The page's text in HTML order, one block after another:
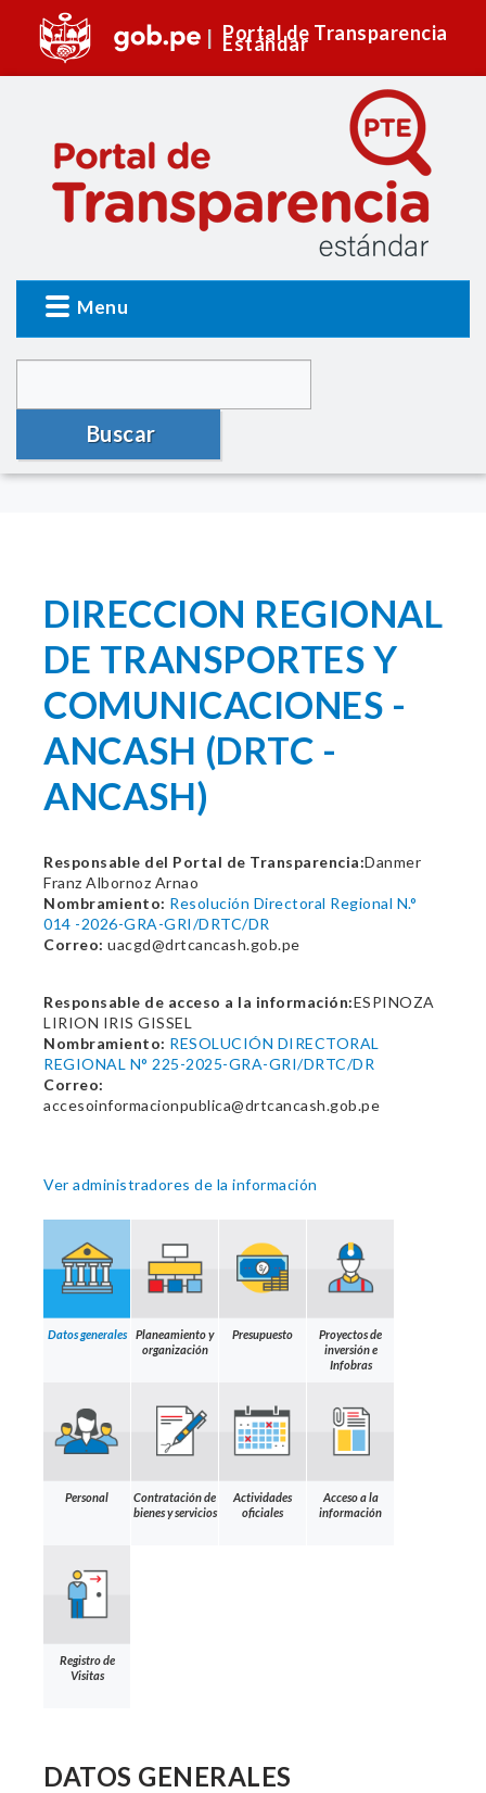
Portal de Transparencia
Estándar
Menu
Buscar
DIRECCION REGIONAL
DE TRANSPORTES Y
COMUNICACIONES -
ANCASH (DRTC -
ANCASH)
Responsable del Portal de Transparencia:Danmer
Franz Albornoz Arnao
Nombramiento: Resolución Directoral Regional N.°
014 -2026-GRA-GRI/DRTC/DR
Correo: uacgd@drtcancash.gob.pe
Responsable de acceso a la información:ESPINOZA
LIRION IRIS GISSEL
Nombramiento: RESOLUCIÓN DIRECTORAL
REGIONAL N° 225-2025-GRA-GRI/DRTC/DR
Correo:
accesoinformacionpublica@drtcancash.gob.pe
Ver administradores de la información
Datos generales
Planeamiento y
organización
Presupuesto
Proyectos de
inversión e
Infobras
Personal
Contratación de
bienes y servicios
Actividades
oficiales
Acceso a la
información
Registro de
Visitas
DATOS GENERALES